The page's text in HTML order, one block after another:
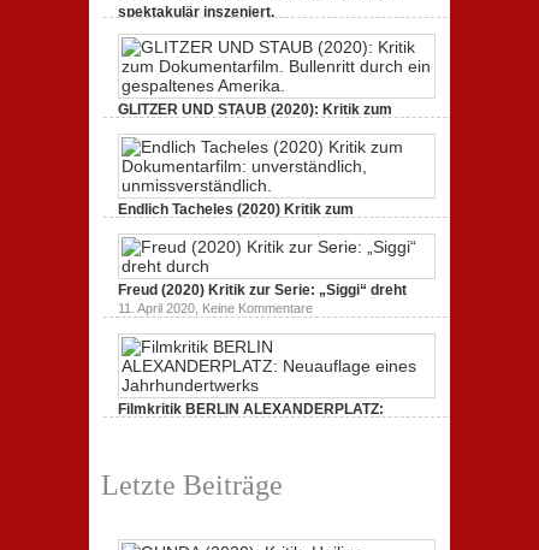
spektakulär inszeniert.
GUNDA
(2020):
Kritik.
Kreaturen,
spektakulär
GLITZER UND STAUB (2020): Kritik zum
Dokumentarfilm.
3. Oktober 2020,Keine Kommentare zu
GLITZER
UND
(2020):
Kritik
zum
Dokumentarfilm.
durch
ein
Amerika.
Endlich Tacheles (2020) Kritik zum
Dokumentarfilm: unverständlich,
19. Mai 2020,Keine Kommentarezu
Tacheles
(2020)
Kritik
zum
Dokumentarfilm:
unmissverständlich.
Freud (2020) Kritik zur Serie: „Siggi“ dreht
11. April 2020, Keine Kommentarezu
Freud
(2020)
zur
dreht
durch
Filmkritik BERLIN ALEXANDERPLATZ:
Letzte Beiträge